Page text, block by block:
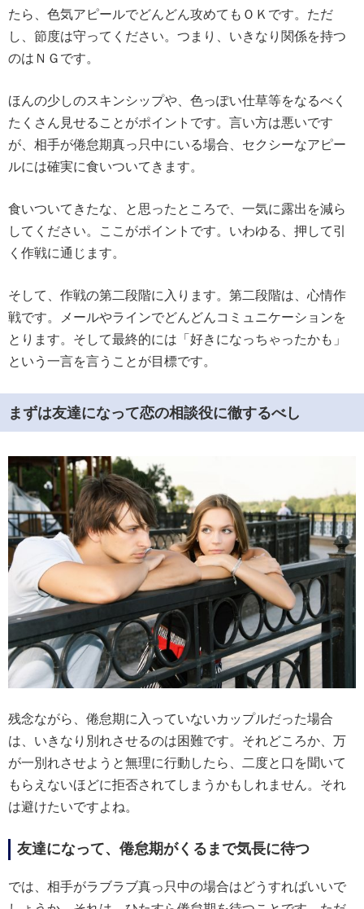
たら、色気アピールでどんどん攻めてもＯＫです。ただ
し、節度は守ってください。つまり、いきなり関係を持つ
のはＮＧです。
ほんの少しのスキンシップや、色っぽい仕草等をなるべく
たくさん見せることがポイントです。言い方は悪いです
が、相手が倦怠期真っ只中にいる場合、セクシーなアピー
ルには確実に食いついてきます。
食いついてきたな、と思ったところで、一気に露出を減ら
してください。ここがポイントです。いわゆる、押して引
く作戦に通じます。
そして、作戦の第二段階に入ります。第二段階は、心情作
戦です。メールやラインでどんどんコミュニケーションを
とります。そして最終的には「好きになっちゃったかも」
という一言を言うことが目標です。
まずは友達になって恋の相談役に徹するべし
残念ながら、倦怠期に入っていないカップルだった場合
は、いきなり別れさせるのは困難です。それどころか、万
が一別れさせようと無理に行動したら、二度と口を聞いて
もらえないほどに拒否されてしまうかもしれません。それ
は避けたいですよね。
友達になって、倦怠期がくるまで気長に待つ
では、相手がラブラブ真っ只中の場合はどうすればいいで